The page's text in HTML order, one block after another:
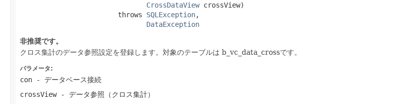
CrossDataView crossView)
                        throws
SQLException,
DataException
非推奨です。
クロス集計のデータ参照設定を登録します。対象のテーブルは b_vc_data_crossです。
パラメータ:
con - データベース接続
crossView- データ参照（クロス集計）